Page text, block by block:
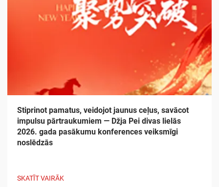
Stiprinot pamatus, veidojot jaunus ceļus, savācot
impulsu pārtraukumiem — Džja Pei divas lielās
2026. gada pasākumu konferences veiksmīgi
noslēdzās
SKATĪT VAIRĀK